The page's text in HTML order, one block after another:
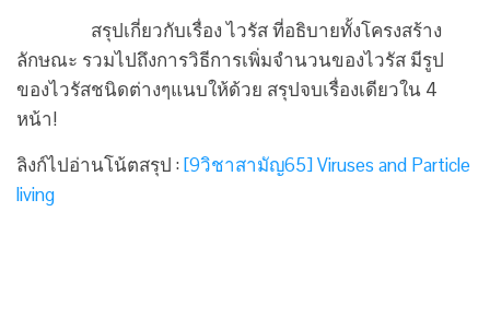
สรุปเกี่ยวกับเรื่อง ไวรัส ที่อธิบายทั้งโครงสร้าง
ลักษณะ รวมไปถึงการวิธีการเพิ่มจำนวนของไวรัส มีรูป
ของไวรัสชนิดต่างๆแนบให้ด้วย สรุปจบเรื่องเดียวใน 4
หน้า!
ลิงก์ไปอ่านโน้ตสรุป :[9วิชาสามัญ65] Viruses and Particle
living